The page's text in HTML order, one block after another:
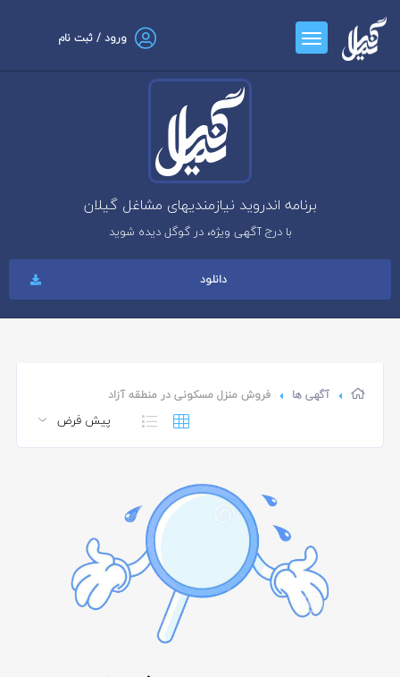
ورود / ثبت نام
برنامه اندروید نیازمندیهای مشاغل گیلان
با درج آگهی ویژه، در گوگل دیده شوید
دانلود
آگهی ها فروش منزل مسکونی در منطقه آزاد